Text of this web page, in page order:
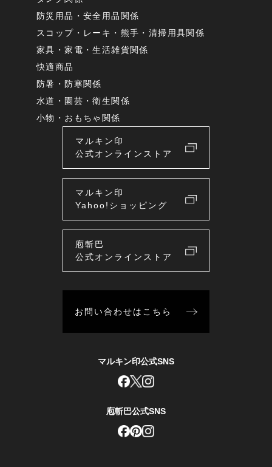
防災用品・安全用品関係
スコップ・レーキ・熊手・清掃用具関係
家具・家電・生活雑貨関係
快適商品
防暑・防寒関係
水道・園芸・衛生関係
小物・おもちゃ関係
マルキン印
公式オンラインストア
マルキン印
Yahoo!ショッピング
庖斬巴
公式オンラインストア
お問い合わせはこちら
マルキン印公式SNS
庖斬巴公式SNS